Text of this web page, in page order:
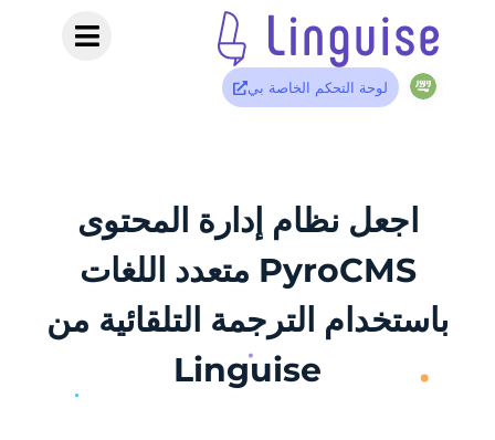
لوحة التحكم الخاصة بي
اجعل نظام إدارة المحتوى
PyroCMS متعدد اللغات
باستخدام الترجمة التلقائية من
Linguise